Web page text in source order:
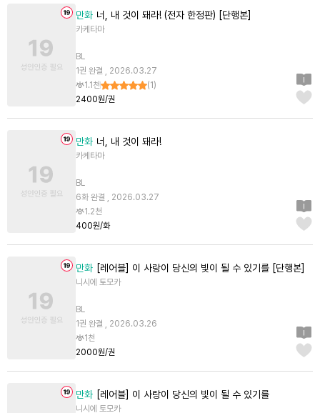
만화 너, 내 것이 돼라! (전자 한정판) [단행본]
카케타마
BL
1권 완결 , 2026.03.27
1.1천
(1 )
2400원/권
만화 너, 내 것이 돼라!
카케타마
BL
6화 완결 , 2026.03.27
1.2천
400원/화
만화 [레어블] 이 사랑이 당신의 빛이 될 수 있기를 [단행본]
니시에 토모카
BL
1권 완결 , 2026.03.26
1천
2000원/권
만화 [레어블] 이 사랑이 당신의 빛이 될 수 있기를
니시에 토모카